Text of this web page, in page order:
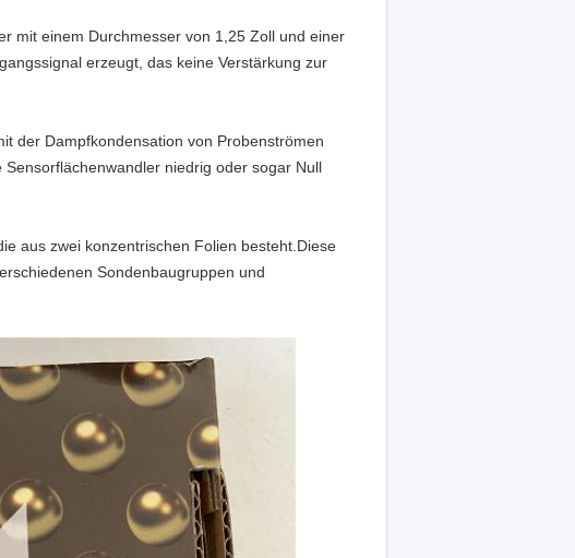
mit einem Durchmesser von 1,25 Zoll und einer
erzeugt, das keine Verstärkung zur
der Dampfkondensation von Probenströmen
niedrig oder sogar Null
aus zwei konzentrischen Folien besteht.Diese
Sondenbaugruppen und